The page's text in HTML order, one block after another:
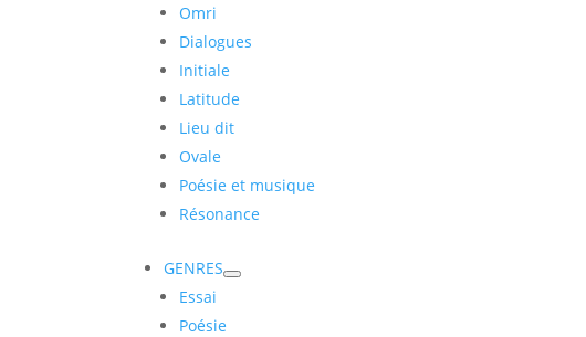
Omri
Dialogues
Initiale
Latitude
Lieu dit
Ovale
Poésie et musique
Résonance
GENRES
Essai
Poésie